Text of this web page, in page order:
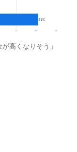
高くなりそう」